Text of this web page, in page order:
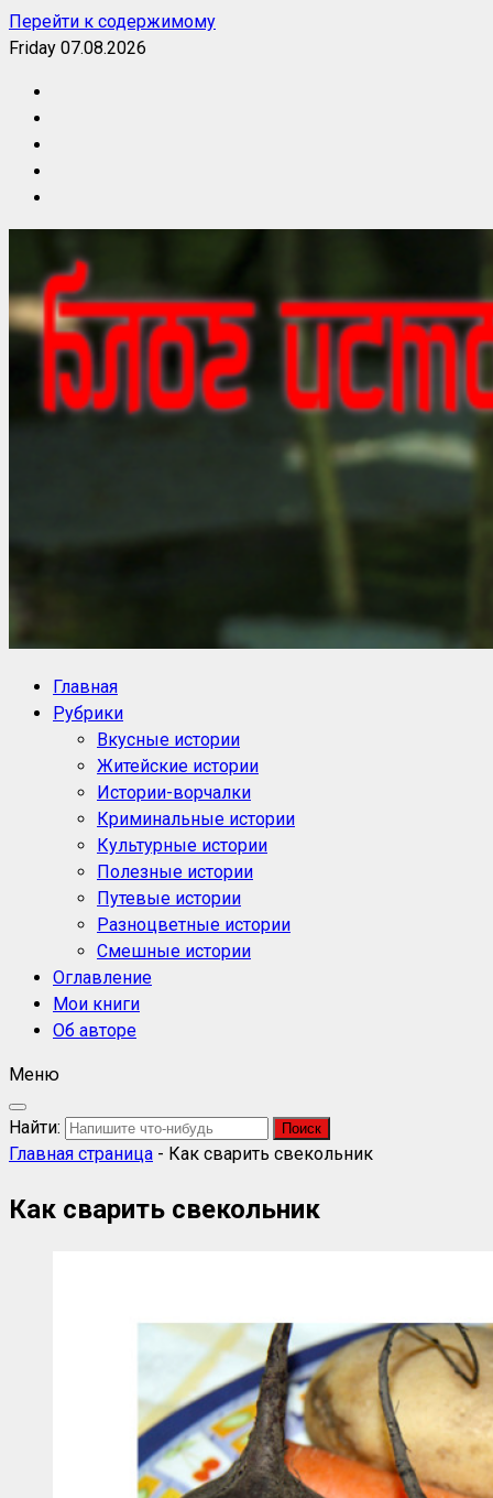
Перейти к содержимому
Friday 07.08.2026
Блог историй NoorySan
Главная
Рубрики
Вкусные истории
Житейские истории
Истории-ворчалки
Криминальные истории
Культурные истории
Полезные истории
Путевые истории
Разноцветные истории
Смешные истории
Оглавление
Мои книги
Об авторе
Меню
Найти:
Главная страница - Как сварить свекольник
Как сварить свекольник